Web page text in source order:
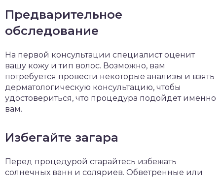
Предварительное
обследование
На первой консультации специалист оценит
вашу кожу и тип волос. Возможно, вам
потребуется провести некоторые анализы и взять
дерматологическую консультацию, чтобы
удостовериться, что процедура подойдет именно
вам.
Избегайте загара
Перед процедурой старайтесь избежать
солнечных ванн и соляриев. Обветренные или